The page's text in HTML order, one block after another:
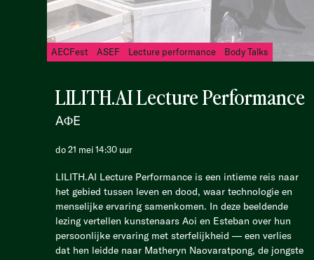
AECFest ASEF Lecture performance Body Talks
LILITH.AI Lecture Performance
AΦE
do 21 mei 14:30 uur
LILITH.AI Lecture Performance is een intieme reis naar
het gebied tussen leven en dood, waar technologie en
menselijke ervaring samenkomen. In deze beeldende
lezing vertellen kunstenaars Aoi en Esteban over hun
persoonlijke ervaring met sterfelijkheid — een verlies
dat hen leidde naar Matheryn Naovaratpong, de jongste